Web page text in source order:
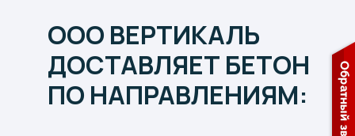
ООО ВЕРТИКАЛЬ
ДОСТАВЛЯЕТ БЕТОН
ПО НАПРАВЛЕНИЯМ: